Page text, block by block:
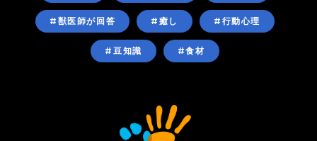
#獣医師が回答 #癒し #行動心理
#豆知識 #食材